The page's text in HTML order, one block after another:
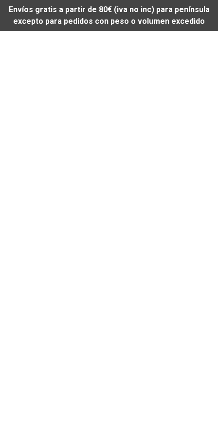
Envíos gratis a partir de 80€ (iva no inc) para península
excepto para pedidos con peso o volumen excedido